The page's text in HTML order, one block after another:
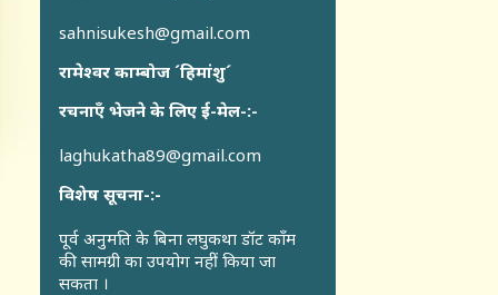
sahnisukesh@gmail.com
रामेश्वर काम्बोज ´हिमांशु´
रचनाएँ भेजने के लिए ई-मेल-:-
laghukatha89@gmail.com
विशेष सूचना-:-
पूर्व अनुमति के बिना लघुकथा डॉट कॉंम
की सामग्री का उपयोग नहीं किया जा
सकता ।